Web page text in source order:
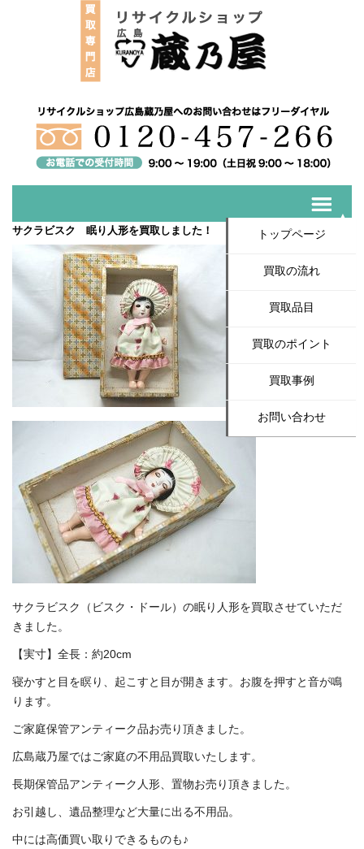
トップページ
買取の流れ
買取品目
買取のポイント
買取事例
お問い合わせ
サクラビスク 眠り人形を買取しました！
サクラビスク（ビスク・ドール）の眠り人形を買取させていただ
きました。
【実寸】全長：約20cm
寝かすと目を瞑り、起こすと目が開きます。お腹を押すと音が鳴
ります。
ご家庭保管アンティーク品お売り頂きました。
広島蔵乃屋ではご家庭の不用品買取いたします。
長期保管品アンティーク人形、置物お売り頂きました。
お引越し、遺品整理など大量に出る不用品。
中には高価買い取りできるものも♪